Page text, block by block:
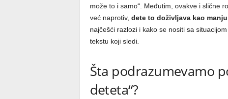
može to i samo“. Međutim, ovakve i slične
već naprotiv, dete to doživljava kao
najčešći razlozi i kako se nositi sa
tekstu koji sledi.
Šta podrazumevamo
deteta“?